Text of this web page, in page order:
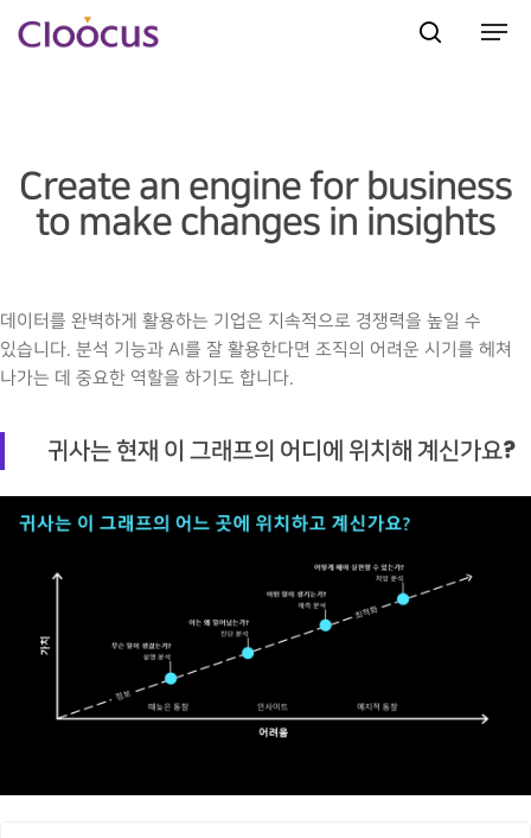
Create an engine for business
to make changes in insights
데이터를 완벽하게 활용하는 기업은 지속적으로 경쟁력을 높일 수
있습니다. 분석 기능과 AI를 잘 활용한다면 조직의 어려운 시기를 헤쳐
나가는 데 중요한 역할을 하기도 합니다.
귀사는 현재 이 그래프의 어디에 위치해 계신가요?